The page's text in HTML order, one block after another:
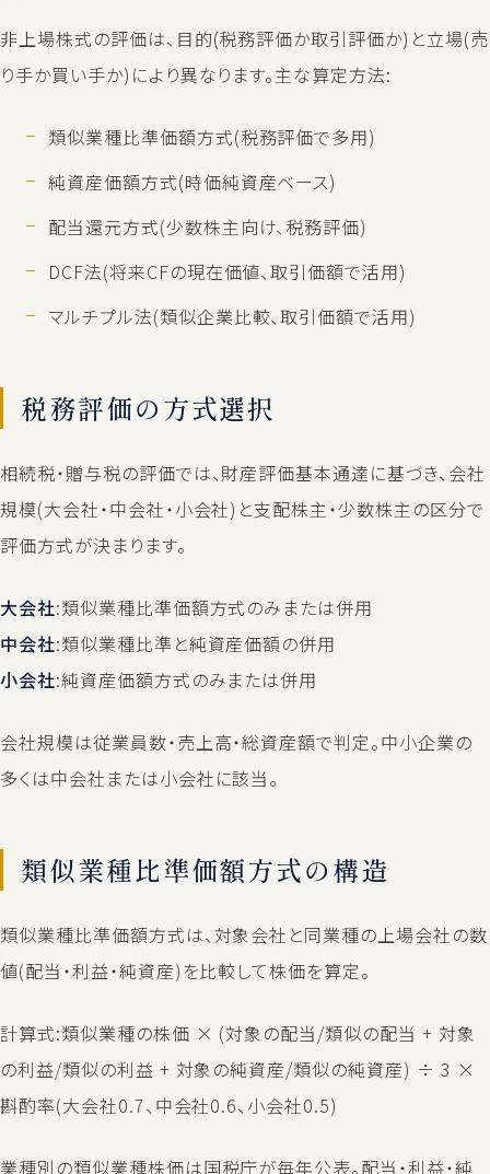
非上場株式の評価は、目的(税務評価か取引評価か)と立場(売
り手か買い手か)により異なります。主な算定方法:
類似業種比準価額方式(税務評価で多用)
純資産価額方式(時価純資産ベース)
配当還元方式(少数株主向け、税務評価)
DCF法(将来CFの現在価値、取引価額で活用)
マルチプル法(類似企業比較、取引価額で活用)
税務評価の方式選択
相続税・贈与税の評価では、財産評価基本通達に基づき、会社
規模(大会社・中会社・小会社)と支配株主・少数株主の区分で
評価方式が決まります。
大会社:類似業種比準価額方式のみまたは併用
中会社:類似業種比準と純資産価額の併用
小会社:純資産価額方式のみまたは併用
会社規模は従業員数・売上高・総資産額で判定。中小企業の
多くは中会社または小会社に該当。
類似業種比準価額方式の構造
類似業種比準価額方式は、対象会社と同業種の上場会社の数
値(配当・利益・純資産)を比較して株価を算定。
計算式:類似業種の株価 × (対象の配当/類似の配当 + 対象
の利益/類似の利益 + 対象の純資産/類似の純資産) ÷ 3 ×
斟酌率(大会社0.7、中会社0.6、小会社0.5)
業種別の類似業種株価は国税庁が毎年公表。配当・利益・純